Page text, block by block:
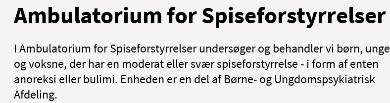
Ambulatorium for Spiseforstyrrelser
I Ambulatorium for Spiseforstyrrelser undersøger og behandler vi børn, unge
og voksne, der har en moderat eller svær spiseforstyrrelse - i form af enten
anoreksi eller bulimi. Enheden er en del af Børne- og Ungdomspsykiatrisk
Afdeling.